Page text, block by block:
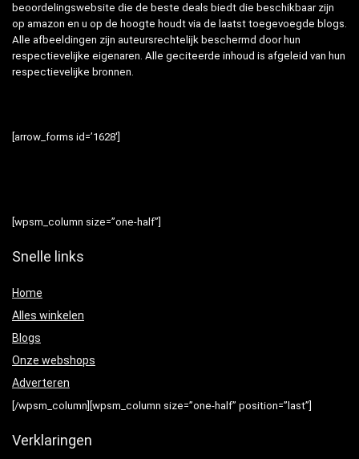
beoordelingswebsite die de beste deals biedt die beschikbaar zijn
op amazon en u op de hoogte houdt via de laatst toegevoegde blogs.
Alle afbeeldingen zijn auteursrechtelijk beschermd door hun
respectievelijke eigenaren. Alle geciteerde inhoud is afgeleid van hun
respectievelijke bronnen.
[arrow_forms id=’1628′]
[wpsm_column size=”one-half”]
Snelle links
Home
Alles winkelen
Blogs
Onze webshops
Adverteren
[/wpsm_column][wpsm_column size=”one-half” position=”last”]
Verklaringen